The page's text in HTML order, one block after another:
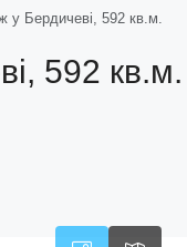
у Бердичеві, 592 кв.м.
592 кв.м.